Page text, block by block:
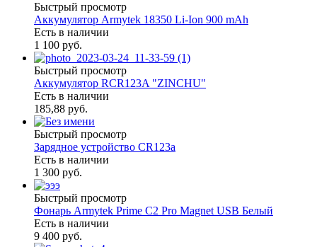
Быстрый просмотр
Аккумулятор Armytek 18350 Li-Ion 900 mAh
Есть в наличии
1 100 руб.
Быстрый просмотр
Аккумулятор RCR123A "ZINCHU"
Есть в наличии
185,88 руб.
Быстрый просмотр
Зарядное устройство CR123a
Есть в наличии
1 300 руб.
Быстрый просмотр
Фонарь Armytek Prime C2 Pro Magnet USB Белый
Есть в наличии
9 400 руб.